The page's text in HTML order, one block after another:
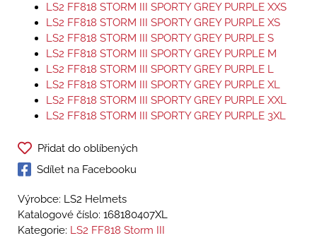
LS2 FF818 STORM III SPORTY GREY PURPLE XXS
LS2 FF818 STORM III SPORTY GREY PURPLE XS
LS2 FF818 STORM III SPORTY GREY PURPLE S
LS2 FF818 STORM III SPORTY GREY PURPLE M
LS2 FF818 STORM III SPORTY GREY PURPLE L
LS2 FF818 STORM III SPORTY GREY PURPLE XL
LS2 FF818 STORM III SPORTY GREY PURPLE XXL
LS2 FF818 STORM III SPORTY GREY PURPLE 3XL
Přidat do oblíbených
Sdílet na Facebooku
Výrobce: LS2 Helmets
Katalogové číslo: 168180407XL
Kategorie: LS2 FF818 Storm III